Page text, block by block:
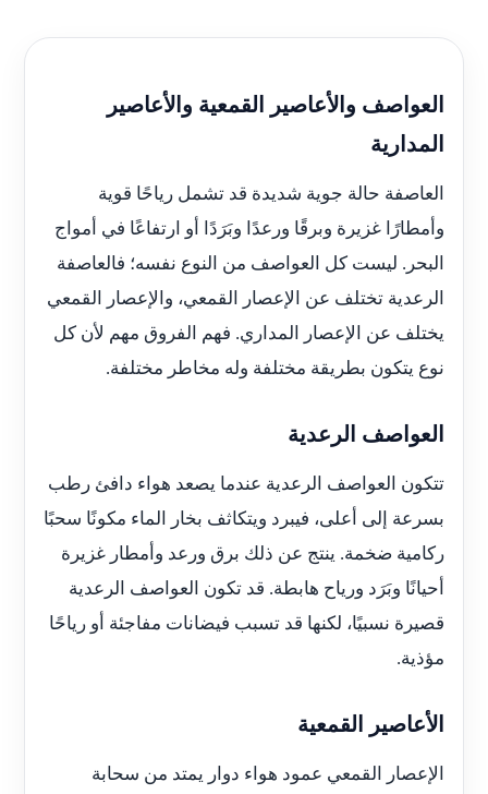
العواصف والأعاصير القمعية والأعاصير
المدارية
العاصفة حالة جوية شديدة قد تشمل رياحًا قوية
وأمطارًا غزيرة وبرقًا ورعدًا وبَرَدًا أو ارتفاعًا في أمواج
البحر. ليست كل العواصف من النوع نفسه؛ فالعاصفة
الرعدية تختلف عن الإعصار القمعي، والإعصار القمعي
يختلف عن الإعصار المداري. فهم الفروق مهم لأن كل
نوع يتكون بطريقة مختلفة وله مخاطر مختلفة.
العواصف الرعدية
تتكون العواصف الرعدية عندما يصعد هواء دافئ رطب
بسرعة إلى أعلى، فيبرد ويتكاثف بخار الماء مكونًا سحبًا
ركامية ضخمة. ينتج عن ذلك برق ورعد وأمطار غزيرة
أحيانًا وبَرَد ورياح هابطة. قد تكون العواصف الرعدية
قصيرة نسبيًا، لكنها قد تسبب فيضانات مفاجئة أو رياحًا
مؤذية.
الأعاصير القمعية
الإعصار القمعي عمود هواء دوار يمتد من سحابة